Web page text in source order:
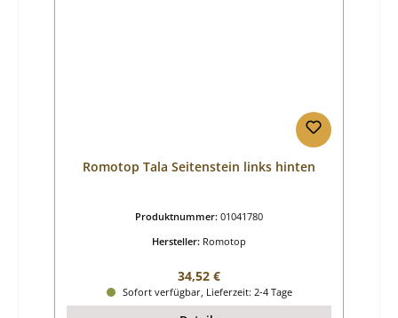
Romotop Tala Seitenstein links hinten
Produktnummer: 01041780
Hersteller: Romotop
Regulärer Preis:
34,52 €
Sofort verfügbar, Lieferzeit: 2-4 Tage